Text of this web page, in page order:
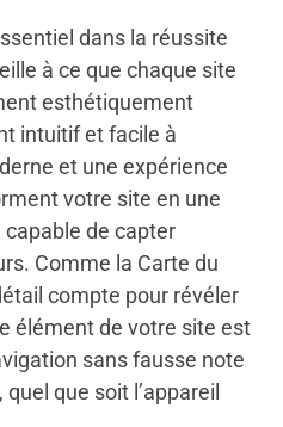
dans la réussite
à ce que chaque site
esthétiquement
intuitif et facile à
et une expérience
votre site en une
de capter
Comme la Carte du
compte pour révéler
élément de votre site est
sans fausse note
que soit l’appareil